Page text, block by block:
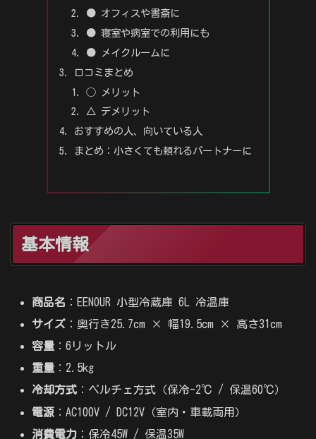
● オフィスや書斎に
● 寝室や病室での利用にも
● メイクルームに
口コミまとめ
◯ メリット
△ デメリット
おすすめの人、向いている人
まとめ：小さくても頼れるパートナーに
基本情報
商品名 ：EENOUR 小型冷蔵庫 6L 冷温庫
サイズ ：奥行き25.7cm × 幅19.5cm × 高さ31cm
容量：6リットル
重量：2.5kg
冷却方式 ：ペルチェ方式（保冷-2℃ / 保温60℃）
電源 ：AC100V / DC12V（室内・車載両用）
消費電力 ：保冷45W / 保温35W